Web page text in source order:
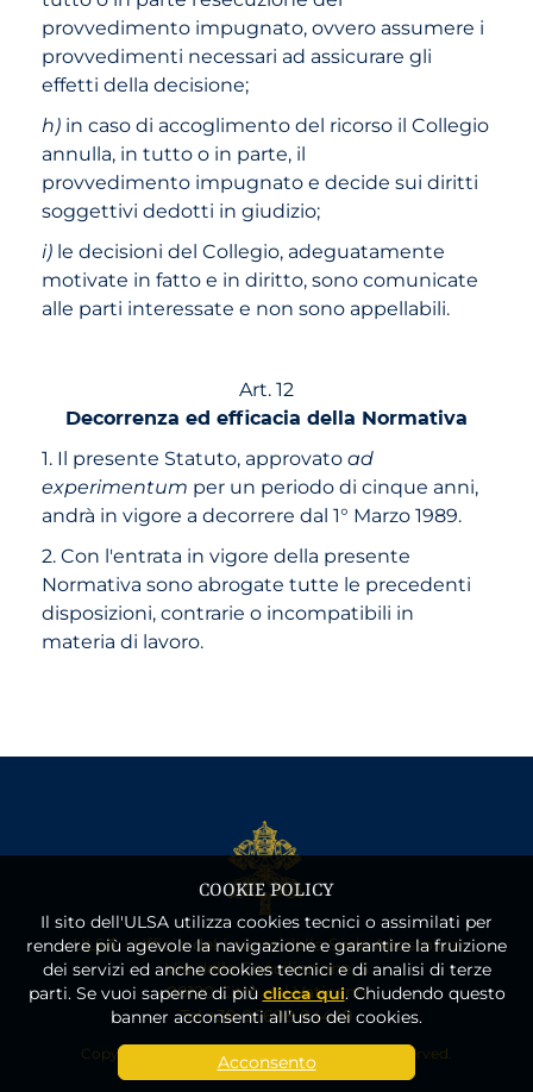
provvedimento impugnato, ovvero assumere i
provvedimenti necessari ad assicurare gli
effetti della decisione;
h) in caso di accoglimento del ricorso il Collegio
annulla, in tutto o in parte, il
provvedimento impugnato e decide sui diritti
soggettivi dedotti in giudizio;
i) le decisioni del Collegio, adeguatamente
motivate in fatto e in diritto, sono comunicate
alle parti interessate e non sono appellabili.
Art. 12
Decorrenza ed efficacia della Normativa
1. Il presente Statuto, approvatoad
experimentum per un periodo di cinque anni,
andrà in vigore a decorrere dal 1° Marzo 1989.
2. Con l'entrata in vigore della presente
Normativa sono abrogate tutte le precedenti
disposizioni, contrarie o incompatibili in
materia di lavoro.
ULSA - Ufficio del Lavoro della Sede Apostolica
Via della Conciliazione, 5
00120 Città del Vaticano
Tel +39 06698 84449
Copyright © 2022 - 2026 ULSA - All Rights Reserved.
COOKIE POLICY
Il sito dell'ULSA utilizza cookies tecnici o assimilati per
rendere più agevole la navigazione e garantire la fruizione
dei servizi ed anche cookies tecnici e di analisi di terze
parti. Se vuoi saperne di più clicca qui. Chiudendo questo
banner acconsenti all’uso dei cookies.
Acconsento